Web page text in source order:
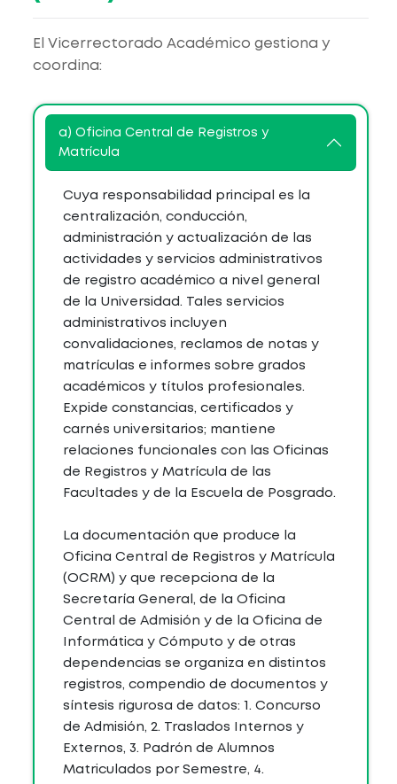
El Vicerrectorado Académico gestiona y
coordina:
a) Oficina Central de Registros y
Matrícula
Cuya responsabilidad principal es la
centralización, conducción,
administración y actualización de las
actividades y servicios administrativos
de registro académico a nivel general
de la Universidad. Tales servicios
administrativos incluyen
convalidaciones, reclamos de notas y
matrículas e informes sobre grados
académicos y títulos profesionales.
Expide constancias, certificados y
carnés universitarios; mantiene
relaciones funcionales con las Oficinas
de Registros y Matrícula de las
Facultades y de la Escuela de Posgrado.
La documentación que produce la
Oficina Central de Registros y Matrícula
(OCRM) y que recepciona de la
Secretaría General, de la Oficina
Central de Admisión y de la Oficina de
Informática y Cómputo y de otras
dependencias se organiza en distintos
registros, compendio de documentos y
síntesis rigurosa de datos: 1. Concurso
de Admisión, 2. Traslados Internos y
Externos, 3. Padrón de Alumnos
Matriculados por Semestre, 4.